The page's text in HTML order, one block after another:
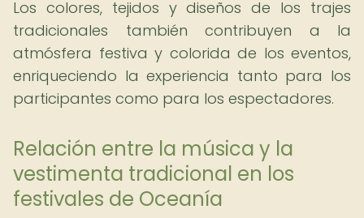
Los colores, tejidos y diseños de los trajes
tradicionales también contribuyen a la
atmósfera festiva y colorida de los eventos,
enriqueciendo la experiencia tanto para los
participantes como para los espectadores.
Relación entre la música y la
vestimenta tradicional en los
festivales de Oceanía